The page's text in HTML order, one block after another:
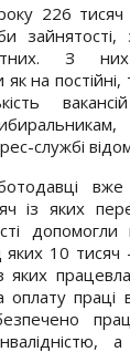
226 тисяч
З
на постійні,
службі
вже
із яких
яких 10
яких
праці